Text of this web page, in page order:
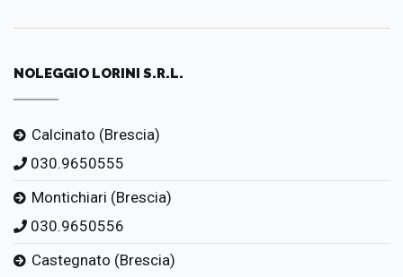
NOLEGGIO LORINI S.R.L.
Calcinato (Brescia)
030.9650555
Montichiari (Brescia)
030.9650556
Castegnato (Brescia)